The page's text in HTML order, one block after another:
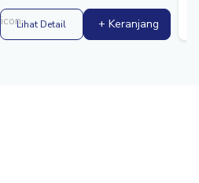
Lihat Detail + Keranjang